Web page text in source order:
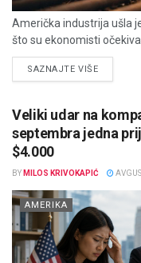
Američka industrija ušla
što su ekonomisti
SAZNAJTE VIŠEDETAILS
Veliki udar na
septembra jedna
$4.000
BY MILOS KRIVOKAPIĆ
AMERIKA